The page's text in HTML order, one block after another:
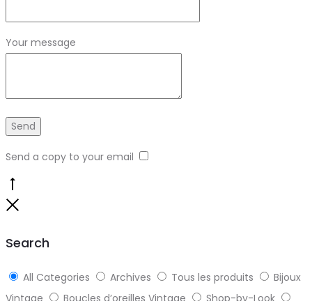
Your message
Send a copy to your email
Search
All Categories Archives Tous les produits
Bijoux
Vintage
Boucles d’oreilles Vintage
Shop-by-Look